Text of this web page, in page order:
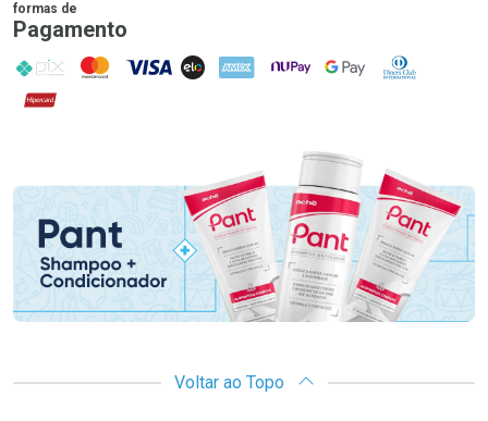
formas de
Pagamento
PIX MasterCard
VISA ELO AMEX NuPay Google PayDiners Club
Hipercard
Promoção em Destaque
Voltar ao Topo